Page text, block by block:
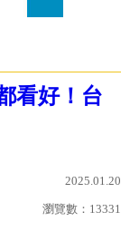
看好！台
2025.01.20
瀏覽數： 13331